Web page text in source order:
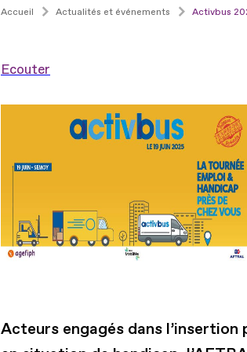
Accueil Actualités et événements Activbus
Ecouter
Acteurs engagés dans